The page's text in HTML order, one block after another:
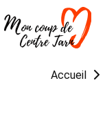
Accueil